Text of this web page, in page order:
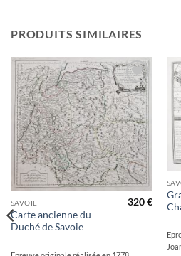
PRODUITS SIMILAIRES
Ajouter
à la
wishlist
SAVOIE
Carte ancienne du
Duché de Savoie
320€